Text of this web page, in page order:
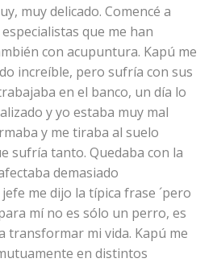
muy delicado. Comencé a
que me han
con acupuntura. Kapú me
increíble, pero sufría con sus
en el banco, un día lo
y yo estaba muy mal
y me tiraba al suelo
sufría tanto. Quedaba con la
demasiado
me dijo la típica frase ´pero
mí no es sólo un perro, es
transformar mi vida. Kapú me
en distintos